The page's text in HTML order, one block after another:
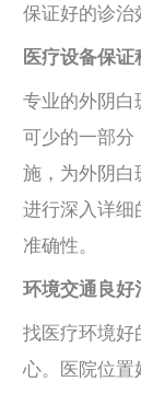
保证好的诊治
医疗设备保证
专业的外阴白
可少的一部分
施，为外阴白
进行深入详细
准确性。
环境交通良好
找医疗环境好
心。医院位置